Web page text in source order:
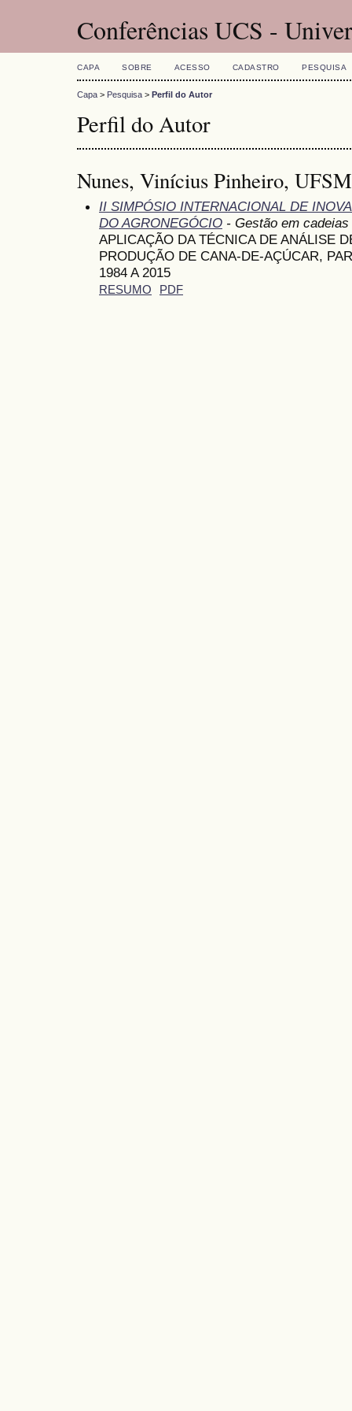
Conferências UCS -
CAPA SOBRE ACESSO CADASTRO PESQUISA
Capa > Pesquisa > Perfil do Autor
Perfil do Autor
Nunes, Vinícius Pinheiro, UFSM
II SIMPÓSIO INTERNACIONAL DE
DO AGRONEGÓCIO - Gestão em
APLICAÇÃO DA TÉCNICA DE ANÁLISE
PRODUÇÃO DE CANA-DE-AÇÚCAR,
1984 A 2015
RESUMO PDF